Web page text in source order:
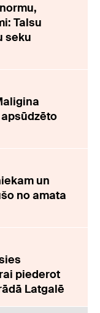
Talsu
seku
un
no amata
piederot
Latgalē